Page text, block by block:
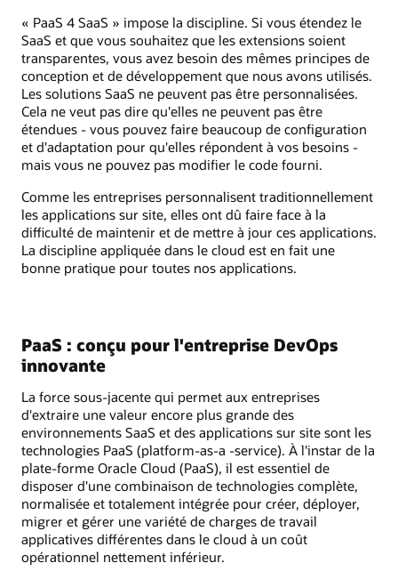
« PaaS 4 SaaS » impose la discipline. Si vous étendez le
SaaS et que vous souhaitez que les extensions soient
transparentes, vous avez besoin des mêmes principes de
conception et de développement que nous avons utilisés.
Les solutions SaaS ne peuvent pas être personnalisées.
Cela ne veut pas dire qu'elles ne peuvent pas être
étendues - vous pouvez faire beaucoup de configuration
et d'adaptation pour qu'elles répondent à vos besoins -
mais vous ne pouvez pas modifier le code fourni.
Comme les entreprises personnalisent traditionnellement
les applications sur site, elles ont dû faire face à la
difficulté de maintenir et de mettre à jour ces applications.
La discipline appliquée dans le cloud est en fait une
bonne pratique pour toutes nos applications.
PaaS : conçu pour l'entreprise DevOps
innovante
La force sous-jacente qui permet aux entreprises
d'extraire une valeur encore plus grande des
environnements SaaS et des applications sur site sont les
technologies PaaS (platform-as-a -service). À l'instar de la
plate-forme Oracle Cloud (PaaS), il est essentiel de
disposer d'une combinaison de technologies complète,
normalisée et totalement intégrée pour créer, déployer,
migrer et gérer une variété de charges de travail
applicatives différentes dans le cloud à un coût
opérationnel nettement inférieur.